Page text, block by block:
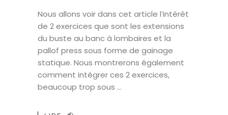
Nous allons voir dans cet article l’intérêt
de 2 exercices que sont les extensions
du buste au banc à lombaires et la
pallof press sous forme de gainage
statique. Nous montrerons également
comment intégrer ces 2 exercices,
beaucoup trop sous